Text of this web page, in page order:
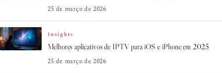
25 de março de 2026
Insights
Melhores aplicativos de IPTV para iOS e iPhone em 2025
25 de março de 2026